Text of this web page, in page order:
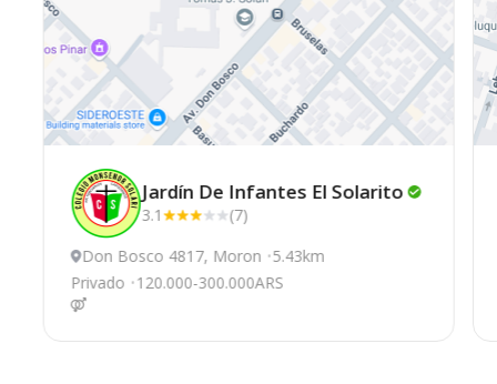
Jardín De Infantes El Solarito
3.1
(7)
Don Bosco 4817, Moron 5.43km
Privado
120.000-300.000ARS